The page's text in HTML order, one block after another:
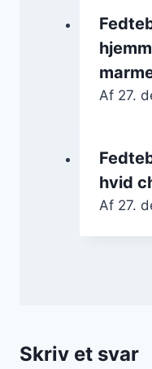
Af 27.
hvid
Af 27.
Skriv et svar